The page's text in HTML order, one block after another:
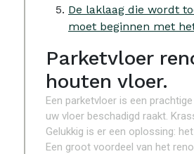
De laklaag die wordt
moet beginnen met
Parketvloer
houten vloer.
Een parketvloer is een
uw vloer beschadigd raakt.
Gelukkig is er een oplossing:
Een groot voordeel van het